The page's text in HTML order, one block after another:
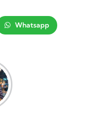
Whatsapp